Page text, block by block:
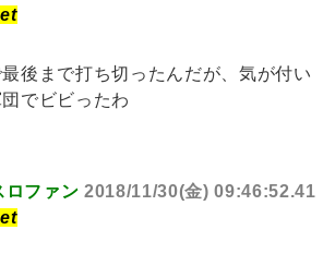
後まで打ち切ったんだが、気が付い
でビビったわ
ロファン 2018/11/30(金) 09:46:52.41